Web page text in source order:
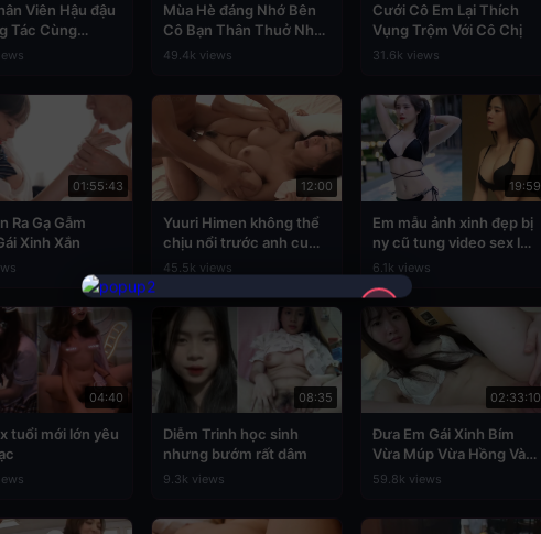
Viên Hậu đậu
Tác Cùng
Phòng Vú
Mùa Hè đáng Nhớ Bên
Cô Bạn Thân Thuở Nhỏ
Airi Suzumura
49.4k views
Cưới Cô Em Lại Thích
Vụng Trộm Với Cô Chị
31.6k views
01:55:43
Ra Gạ Gẫm
Xinh Xắn
12:00
Yuuri Himen không thể
chịu nổi trước anh cu
khủng
45.5k views
19:59
Em mẫu ảnh xinh đẹp bị
ny cũ tung video sex lên
mạng
6.1k views
04:40
tuổi mới lớn yêu
08:35
Diễm Trinh học sinh
nhưng bướm rất dâm
9.3k views
02:33:10
Đưa Em Gái Xinh Bím
Vừa Múp Vừa Hồng Vào
Khách Sạn
59.8k views